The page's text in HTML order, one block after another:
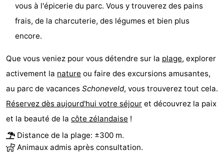
Stationnement
Adresses
Médicales
Région
Walcheren
Veere
-
vous à l'épicerie du parc. Vous y trouverez des pains
frais, de la charcuterie, des légumes et bien plus
encore.
Que vous veniez pour vous détendre sur la plage, explorer
activement la nature ou faire des excursions amusantes,
au parc de vacances Schoneveld, vous trouverez tout cela.
Réservez dès aujourd'hui votre séjour et découvrez la paix
et la beauté de la côte zélandaise !
Distance de la plage: ±300 m.
Animaux admis après consultation.